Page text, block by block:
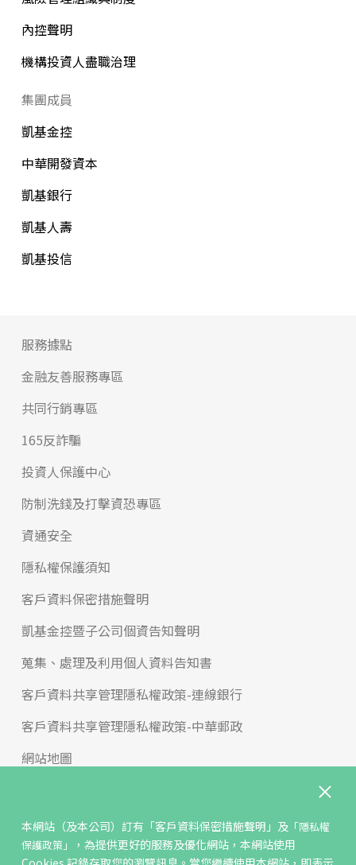
本網站（及本公司）訂有 「客戶資料保密措施聲明」 及「隱私權
保護政策」
，為提供更好的服務及優化網站，本網站使用
內控聲明
機構投資人盡職治理
集團成員
凱基金控
中華開發資本
凱基銀行
凱基人壽
凱基投信
服務據點
金融友善服務專區
共同行銷專區
165反詐騙
投資人保護中心
防制洗錢及打擊資恐專區
資通安全
隱私權保護須知
客戶資料保密措施聲明
凱基金控暨子公司個資告知聲明
蒐集、處理及利用個人資料告知書
客戶資料共享管理隱私權政策-連線銀行
客戶資料共享管理隱私權政策-中華郵政
網站地圖
免責聲明
聯絡我們